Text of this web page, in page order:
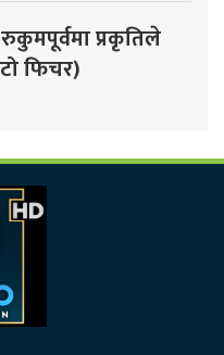
प्रकृतिले
फिचर)